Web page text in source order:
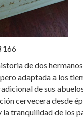
166
de dos
adaptada a los
de sus
cervecera desde
tranquilidad de los